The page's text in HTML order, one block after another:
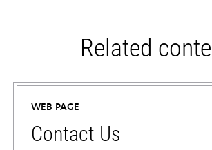
Related
WEB PAGE
Contact Us